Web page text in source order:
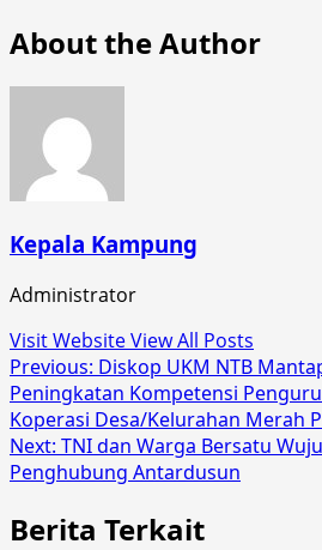
About the Author
Kepala Kampung
Administrator
Visit WebsiteView All Posts
Post
navigation
Previous: Diskop UKM NTB
Peningkatan Kompetensi
Koperasi Desa/Kelurahan Merah
Next: TNI dan Warga Bersatu
Penghubung Antardusun
Berita Terkait